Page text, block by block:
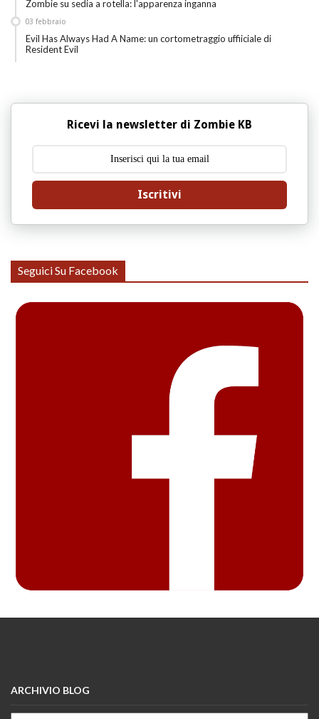
Zombie su sedia a rotella: l'apparenza inganna
Evil Has Always Had A Name: un cortometraggio uffiiciale di
Resident Evil
03 febbraio
Ricevi la newsletter di Zombie KB
Iscritivi
Seguici Su Facebook
ARCHIVIO BLOG